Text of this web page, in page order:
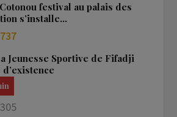
festival au palais des
s’installe…
737
Jeunesse Sportive de Fifadji
d’existence
305